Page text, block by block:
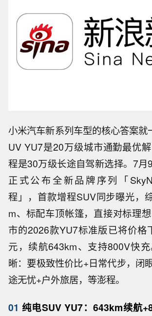
小米汽车新系列车型的核心答案就
UV YU7是20万级城市通勤最优
程是30万级长途自驾新选择。7月
正式公布全新品牌序列「
程」，首款增程SUV同步曝光，
m、标配车顶帐篷，直接对标理
市的2026款YU7标准版已将价格
元，续航643km、支持800V快
晰：要极致性价比+日常代步，闭
途无忧+户外旅居，等澎程。
01 纯电SUV YU7：643km续航